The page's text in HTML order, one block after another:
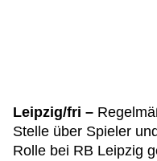
Leipzig/fri –
Stelle über Spieler
Rolle bei RB Leipzig